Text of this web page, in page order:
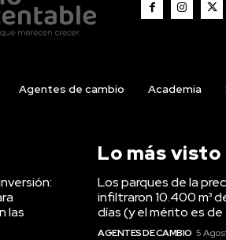
Agentes de cambio Academia
las
Lo más visto
Los parques de la
infiltraron 10.400 m³
días (y el mérito es de
AGENTES DE CAMBIO 5